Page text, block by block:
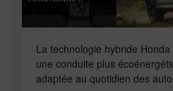
La technologie hybride
une conduite plus
adaptée au quotidien des